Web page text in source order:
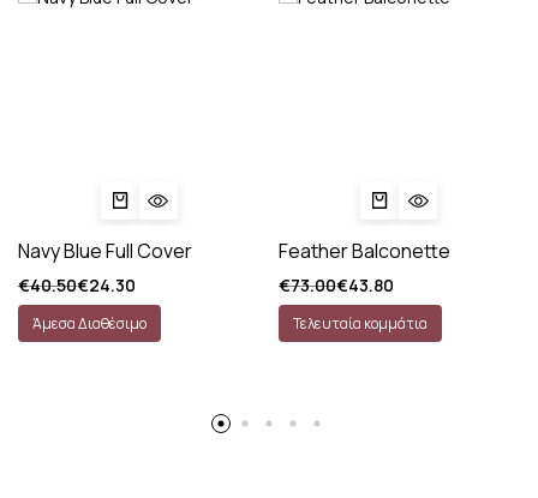
Navy Blue Full Cover
€40.50€24.30
Άμεσα Διαθέσιμο
Feather Balconette
€73.00€43.80
Τελευταία κομμάτια